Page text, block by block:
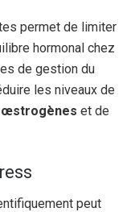
permet de limiter
hormonal chez
de gestion du
les niveaux de
œstrogènes et de
peut